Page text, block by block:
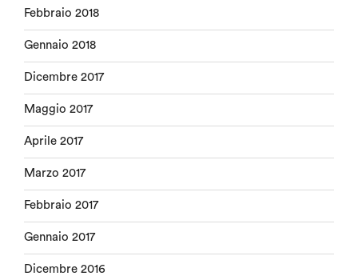
Febbraio 2018
Gennaio 2018
Dicembre 2017
Maggio 2017
Aprile 2017
Marzo 2017
Febbraio 2017
Gennaio 2017
Dicembre 2016